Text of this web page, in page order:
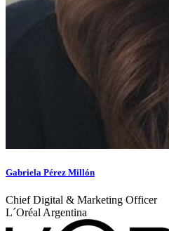
Gabriela Pérez Millón
Chief Digital & Marketing Officer
L´Oréal Argentina